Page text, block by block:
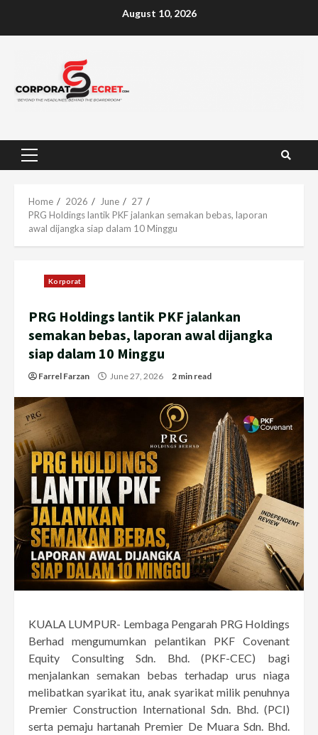
August 10, 2026
Primary
Home 2026 June
27
PRG Holdings lantik PKF jalankan semakan bebas, laporan
awal dijangka siap dalam 10 Minggu
Korporat
PRG Holdings lantik PKF jalankan
semakan bebas, laporan awal dijangka
siap dalam 10 Minggu
Farrel Farzan June 27, 2026 2 min read
KUALA LUMPUR- Lembaga Pengarah PRG Holdings
Berhad mengumumkan pelantikan PKF Covenant
Equity Consulting Sdn. Bhd. (PKF-CEC) bagi
menjalankan semakan bebas terhadap urus niaga
melibatkan syarikat itu, anak syarikat milik penuhnya
Premier Construction International Sdn. Bhd. (PCI)
serta pemaju hartanah Premier De Muara Sdn. Bhd.